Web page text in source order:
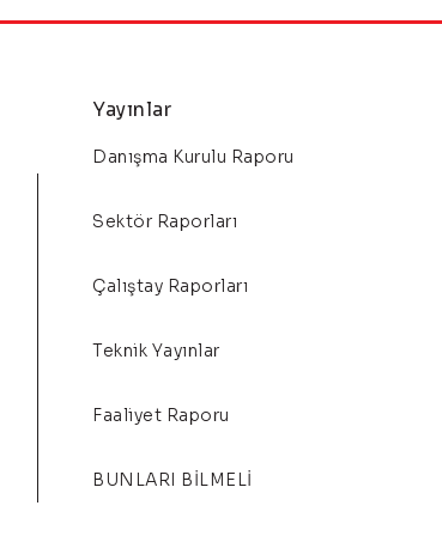
Yayınlar
Danışma Kurulu Raporu
Sektör Raporları
Çalıştay Raporları
Teknik Yayınlar
Faaliyet Raporu
BUNLARI BİLMELİ